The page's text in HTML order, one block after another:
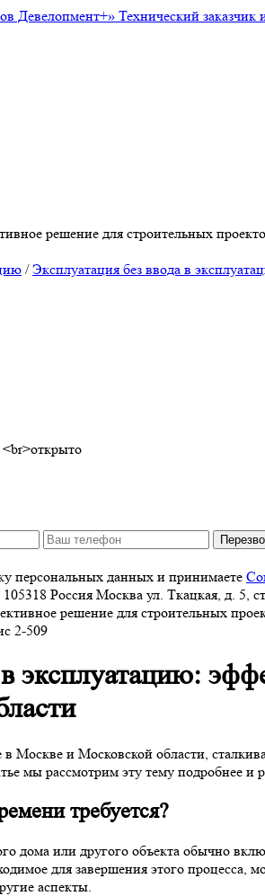
Девелопмент+» Технический
решение для строительных
/Эксплуатация без ввода в
персональных данных и принимаете
105318 Россия Москва ул. Ткацкая, д. 5,
2-509
эксплуатацию:
и Московской области,
мы рассмотрим эту тему подробнее и
требуется?
дома или другого объекта обычно
для завершения этого процесса,
аспекты.